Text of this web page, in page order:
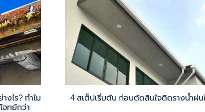
งไร? ทำไม
จทย์กว่า
4 สเต็ปเริ่มต้น ก่อนตัดสินใจติดรางน้ำฝน